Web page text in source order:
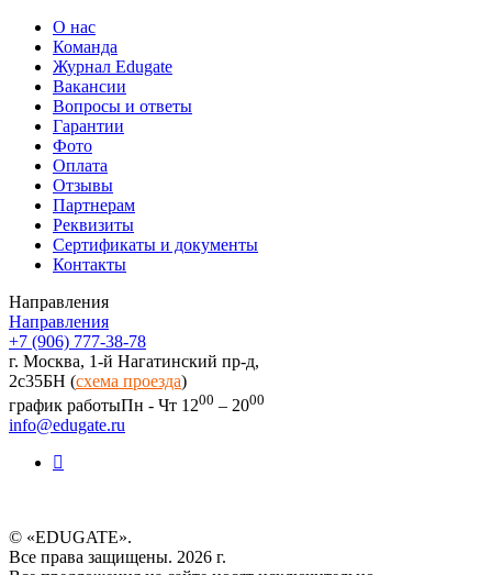
О нас
Команда
Журнал Edugate
Вакансии
Вопросы и ответы
Гарантии
Фото
Оплата
Отзывы
Партнерам
Реквизиты
Сертификаты и документы
Контакты
Направления
Направления
+7 (906) 777-38-78
г. Москва, 1-й Нагатинский пр-д,
2c35БН (схема проезда)
график работыПн - Чт 1200 – 2000
info@edugate.ru
© «EDUGATE».
Все права защищены. 2026 г.